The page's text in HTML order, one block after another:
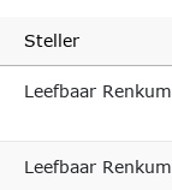
Steller
Leefbaar Renkum
Leefbaar Renkum